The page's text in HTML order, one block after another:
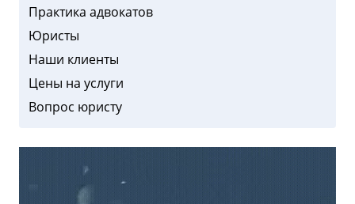
Практика адвокатов
Юристы
Наши клиенты
Цены на услуги
Вопрос юристу